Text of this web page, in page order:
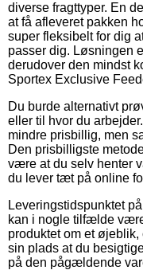
diverse fragttyper. En
at få afleveret pakken
super fleksibelt for dig
passer dig. Løsningen
derudover den mindst
Sportex Exclusive
Du burde alternativt
eller til hvor du
mindre prisbillig, men
Den prisbilligste
være at du selv henter
du lever tæt på online
Leveringstidspunktet
kan i nogle tilfælde
produktet om et
sin plads at du
på den pågældende